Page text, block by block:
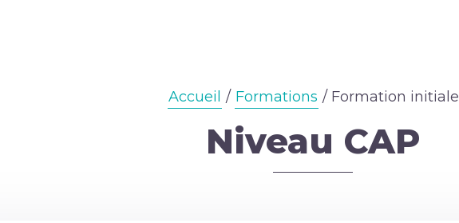
Accueil / Formations / Formation initiale
Niveau CAP